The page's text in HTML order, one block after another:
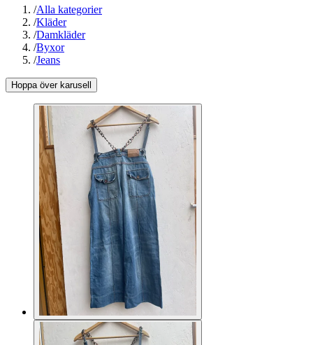
/Alla kategorier
/Kläder
/Damkläder
/Byxor
/Jeans
Hoppa över karusell